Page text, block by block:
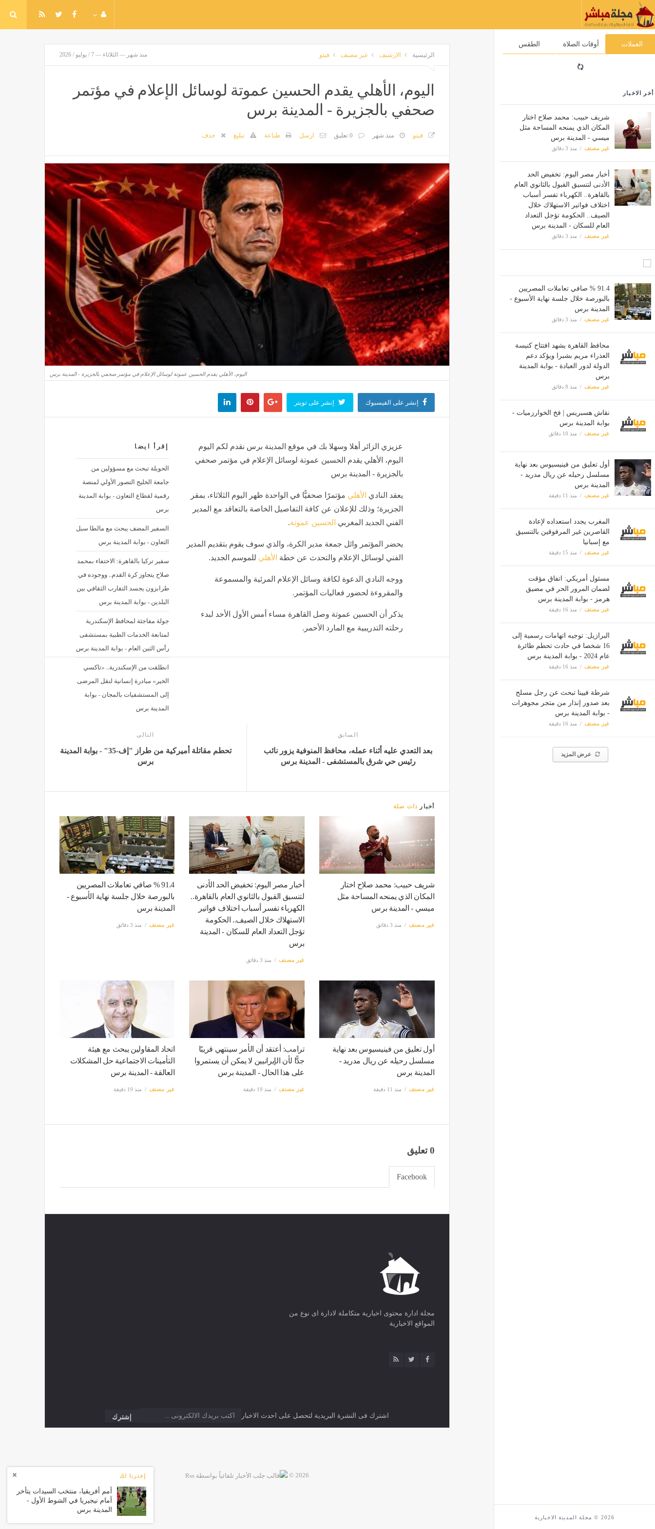
العملات أوقات الصلاة الطقس
أخر الاخبار
شريف حبيب: محمد صلاح اختار
المكان الذي يمنحه المساحة مثل
ميسي - المدينة برس
غير مصنف منذ 3 دقائق
أخبار مصر اليوم: تخفيض الحد
الأدنى لتنسيق القبول بالثانوي العام
بالقاهرة.. الكهرباء تفسر أسباب
اختلاف فواتير الاستهلاك خلال
الصيف.. الحكومة تؤجل التعداد
العام للسكان - المدينة برس
غير مصنف منذ 3 دقائق
91.4 % صافي تعاملات المصريين
بالبورصة خلال جلسة نهاية الأسبوع -
المدينة برس
غير مصنف منذ 3 دقائق
محافظ القاهرة يشهد افتتاح كنيسة
العذراء مريم بشبرا ويؤكد دعم
الدولة لدور العبادة - بوابة المدينة
برس
غير مصنف منذ 8 دقائق
نقاش هسبريس | فخ الخوارزميات -
بوابة المدينة برس
غير مصنف منذ 10 دقائق
أول تعليق من فينيسيوس بعد نهاية
مسلسل رحيله عن ريال مدريد -
المدينة برس
غير مصنف منذ 11 دقيقة
المغرب يجدد استعداده لإعادة
القاصرين غير المرفوقين بالتنسيق
مع إسبانيا
غير مصنف منذ 15 دقيقة
مسئول أمريكي: اتفاق مؤقت
لضمان المرور الحر في مضيق
هرمز - بوابة المدينة برس
غير مصنف منذ 16 دقيقة
البرازيل: توجيه اتهامات رسمية إلى
16 شخصا في حادث تحطم طائرة
عام 2024 - بوابة المدينة برس
غير مصنف منذ 16 دقيقة
شرطة فيينا تبحث عن رجل مسلح
بعد صدور إنذار من متجر مجوهرات
- بوابة المدينة برس
غير مصنف منذ 16 دقيقة
عرض المزيد
2026 © مجلة المدينة الاخبارية
الرئيسية الارشيف غير مصنف فيتو منذ شهر — الثلاثاء — 7 / يوليو / 2026
اليوم، الأهلي يقدم الحسين عموتة لوسائل الإعلام في مؤتمر
صحفي بالجزيرة - المدينة برس
فيتو منذ شهر 0 تعليق ارسل طباعة تبليغ حذف
اليوم، الأهلي يقدم الحسين عموتة لوسائل الإعلام في مؤتمر صحفي بالجزيرة - المدينة برس
إنشر على الفيسبوك إنشر على تويتر
إقرأ ايضا
الحويلة تبحث مع مسؤولين من
جامعة الخليج التصور الأولي لمنصة
رقمية لقطاع التعاون - بوابة المدينة
برس
السفير المضف يبحث مع مالطا سبل
التعاون - بوابة المدينة برس
سفير تركيا بالقاهرة: الاحتفاء بمحمد
صلاح يتجاوز كرة القدم.. ووجوده في
طرابزون يجسد التقارب الثقافي بين
البلدين - بوابة المدينة برس
جولة مفاجئة لمحافظ الإسكندرية
لمتابعة الخدمات الطبية بمستشفى
رأس التين العام - بوابة المدينة برس
انطلقت من الإسكندرية.. «تاكسي
الخير» مبادرة إنسانية لنقل المرضى
إلى المستشفيات بالمجان - بوابة
المدينة برس
عزيزي الزائر أهلا وسهلا بك في موقع المدينة برس نقدم لكم اليوم
اليوم، الأهلي يقدم الحسين عموتة لوسائل الإعلام في مؤتمر صحفي
بالجزيرة - المدينة برس
يعقد النادي الأهلي مؤتمرًا صحفيًّا في الواحدة ظهر اليوم الثلاثاء، بمقر
الجزيرة؛ وذلك للإعلان عن كافة التفاصيل الخاصة بالتعاقد مع المدير
الفني الجديد المغربي الحسين عموتة.
يحضر المؤتمر وائل جمعة مدير الكرة، والذي سوف يقوم بتقديم المدير
الفني لوسائل الإعلام والتحدث عن خطة الأهلي للموسم الجديد.
ووجه النادي الدعوة لكافة وسائل الإعلام المرئية والمسموعة
والمقروءة لحضور فعاليات المؤتمر.
يذكر أن الحسين عموتة وصل القاهرة مساء أمس الأول الأحد لبدء
رحلته التدريبية مع المارد الأحمر.
إخترنا لك
أمم أفريقيا، منتخب السيدات يتأخر
أمام نيجيريا في الشوط الأول -
المدينة برس
السابق
بعد التعدي عليه أثناء عمله، محافظ المنوفية يزور نائب
رئيس حي شرق بالمستشفى - المدينة برس
التالى
تحطم مقاتلة أميركية من طراز "إف-35" - بوابة المدينة
برس
أخبار ذات صلة
شريف حبيب: محمد صلاح اختار
المكان الذي يمنحه المساحة مثل
ميسي - المدينة برس
غير مصنف منذ 3 دقائق
أخبار مصر اليوم: تخفيض الحد الأدنى
لتنسيق القبول بالثانوي العام بالقاهرة..
الكهرباء تفسر أسباب اختلاف فواتير
الاستهلاك خلال الصيف.. الحكومة
تؤجل التعداد العام للسكان - المدينة
برس
غير مصنف منذ 3 دقائق
91.4 % صافي تعاملات المصريين
بالبورصة خلال جلسة نهاية الأسبوع -
المدينة برس
غير مصنف منذ 3 دقائق
أول تعليق من فينيسيوس بعد نهاية
مسلسل رحيله عن ريال مدريد -
المدينة برس
غير مصنف منذ 11 دقيقة
ترامب: أعتقد أن الأمر سينتهي قريبًا
جدًّا لأن الإيرانيين لا يمكن أن يستمروا
على هذا الحال - المدينة برس
غير مصنف منذ 19 دقيقة
اتحاد المقاولين يبحث مع هيئة
التأمينات الاجتماعية حل المشكلات
العالقة - المدينة برس
غير مصنف منذ 19 دقيقة
0 تعليق
Facebook
مجلة ادارة محتوى اخبارية متكاملة لادارة اى نوع من
المواقع الاخبارية
اشترك فى النشرة البريدية لتحصل على احدث الاخبار
2026 ©